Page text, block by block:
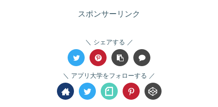
スポンサーリンク
シェアする
アプリ大学をフォローする